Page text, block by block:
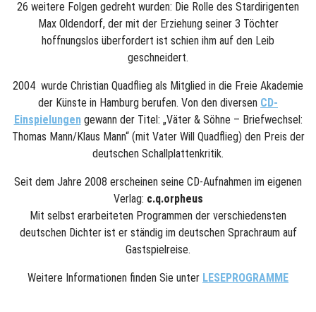
26 weitere Folgen gedreht wurden: Die Rolle des Stardirigenten
Max Oldendorf, der mit der Erziehung seiner 3 Töchter
hoffnungslos überfordert ist schien ihm auf den Leib
geschneidert.
2004 wurde Christian Quadflieg als Mitglied in die Freie Akademie
der Künste in Hamburg berufen. Von den diversen CD-
Einspielungengewann der Titel: „Väter & Söhne – Briefwechsel:
Thomas Mann/Klaus Mann“ (mit Vater Will Quadflieg) den Preis der
deutschen Schallplattenkritik.
Seit dem Jahre 2008 erscheinen seine CD-Aufnahmen im eigenen
Verlag: c.q.orpheus
Mit selbst erarbeiteten Programmen der verschiedensten
deutschen Dichter ist er ständig im deutschen Sprachraum auf
Gastspielreise.
Weitere Informationen finden Sie unter LESEPROGRAMME